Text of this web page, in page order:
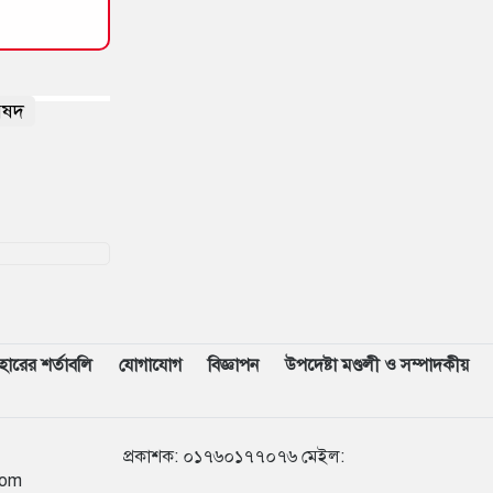
শর্তাবলি যোগাযোগ বিজ্ঞাপন উপদেষ্টা মণ্ডলী ও সম্পাদকীয়
প্রকাশক: ০১৭৬০১৭৭০৭৬ মেইল: